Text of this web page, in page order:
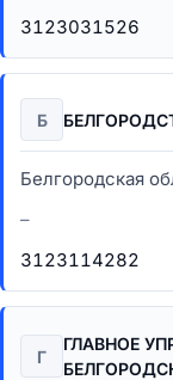
3123031526
Б
Белгородская
–
3123114282
Г
ГЛАВНОЕ